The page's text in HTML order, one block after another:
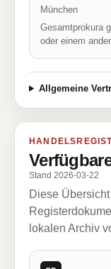
München
Gesamtprokura
oder einem
Allgemeine
Stand 2026-03-22
Diese
lokalen Archiv